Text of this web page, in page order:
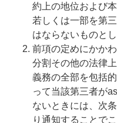
約上の地位および
若しくは一部を第
はならないものとし
前項の定めにかか
分割その他の法律
義務の全部を包括
って当該第三者が
ないときには、次
り通知することで